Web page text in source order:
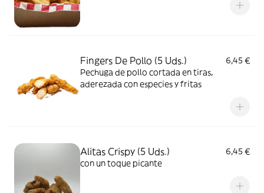
Fingers De Pollo (5 Uds.)
6,45 €
Pechuga de pollo cortada en tiras,
aderezada con especies y fritas
Alitas Crispy (5 Uds.)
6,45 €
con un toque picante